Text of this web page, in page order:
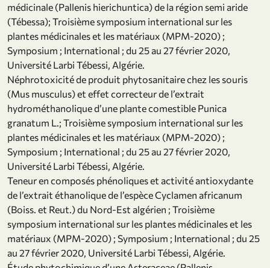
médicinale (Pallenis hierichuntica) de la région semi aride
(Tébessa); Troisième symposium international sur les
plantes médicinales et les matériaux (MPM-2020) ;
Symposium ; International ; du 25 au 27 février 2020,
Université Larbi Tébessi, Algérie.
Néphrotoxicité de produit phytosanitaire chez les souris
(Mus musculus) et effet correcteur de l’extrait
hydrométhanolique d’une plante comestible Punica
granatum L.; Troisième symposium international sur les
plantes médicinales et les matériaux (MPM-2020) ;
Symposium ; International ; du 25 au 27 février 2020,
Université Larbi Tébessi, Algérie.
Teneur en composés phénoliques et activité antioxydante
de l’extrait éthanolique de l’espèce Cyclamen africanum
(Boiss. et Reut.) du Nord-Est algérien ; Troisième
symposium international sur les plantes médicinales et les
matériaux (MPM-2020) ; Symposium ; International ; du 25
au 27 février 2020, Université Larbi Tébessi, Algérie.